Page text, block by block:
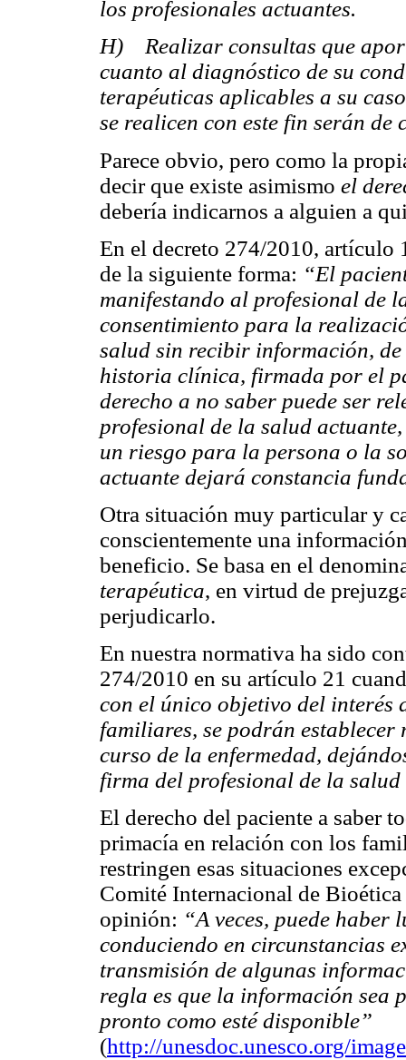
los profesionales actuantes.
H) Realizar consultas que
cuanto al diagnóstico de su
terapéuticas aplicables a su
se realicen con este fin serán de
Parece obvio, pero como la
decir que existe asimismo el
debería indicarnos a alguien a
En el decreto 274/2010, artículo
de la siguiente forma: “El
manifestando al profesional de
consentimiento para la
salud sin recibir información,
historia clínica, firmada por el
derecho a no saber puede ser
profesional de la salud
un riesgo para la persona o la
actuante dejará constancia
Otra situación muy particular y
conscientemente una
beneficio. Se basa en el
terapéutica, en virtud de
perjudicarlo.
En nuestra normativa ha sido
274/2010 en su artículo 21
con el único objetivo del interés
familiares, se podrán establecer
curso de la enfermedad,
firma del profesional de la
El derecho del paciente a saber
primacía en relación con los
restringen esas situaciones
Comité Internacional de
opinión: “A veces, puede
conduciendo en circunstancias
transmisión de algunas
regla es que la información sea
pronto como esté disponible”
(http://unesdoc.unesco.org/